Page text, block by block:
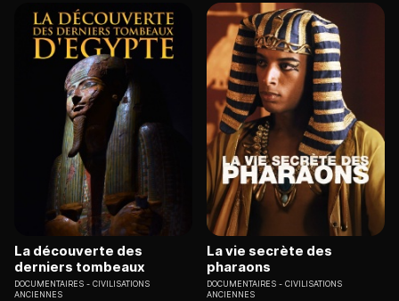
La découverte des
derniers tombeaux
DOCUMENTAIRES
CIVILISATIONS
ANCIENNES
La vie secrète des
pharaons
DOCUMENTAIRES
CIVILISATIONS
ANCIENNES